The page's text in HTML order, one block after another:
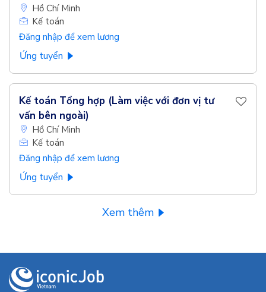
Hồ Chí Minh
Kế toán
Đăng nhập để xem lương
Ứng tuyển
Kế toán Tổng hợp (Làm việc với đơn vị tư
vấn bên ngoài)
Hồ Chí Minh
Kế toán
Đăng nhập để xem lương
Ứng tuyển
Xem thêm